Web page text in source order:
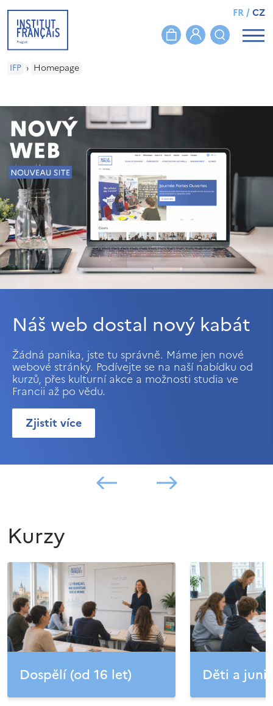
FR/CZ
IFP › Homepage
Náš web dostal nový kabát
Žádná panika, jste tu správně. Máme jen nové
webové stránky. Podívejte se na naší nabídku od
kurzů, přes kulturní akce a možnosti studia ve
Francii až po vědu.
Zjistit více
Kurzy
Dospělí (od 16 let) Děti a